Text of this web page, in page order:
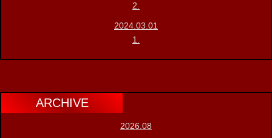
2.
2024.03.01
1.
ARCHIVE
2026.08